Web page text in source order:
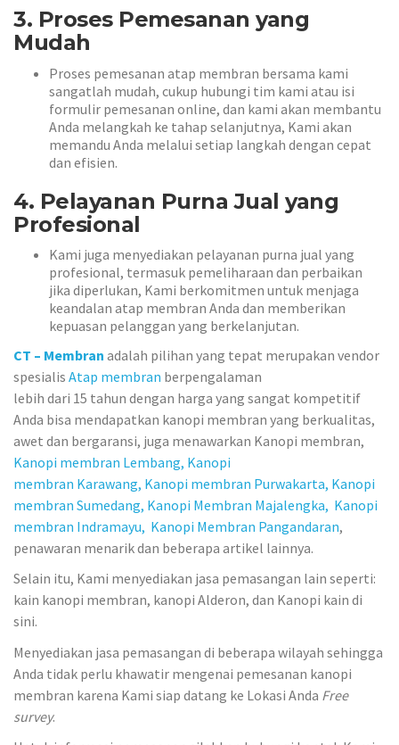
3. Proses Pemesanan yang
Mudah
Proses pemesanan atap membran bersama kami
sangatlah mudah, cukup hubungi tim kami atau isi
formulir pemesanan online, dan kami akan membantu
Anda melangkah ke tahap selanjutnya, Kami akan
memandu Anda melalui setiap langkah dengan cepat
dan efisien.
4. Pelayanan Purna Jual yang
Profesional
Kami juga menyediakan pelayanan purna jual yang
profesional, termasuk pemeliharaan dan perbaikan
jika diperlukan, Kami berkomitmen untuk menjaga
keandalan atap membran Anda dan memberikan
kepuasan pelanggan yang berkelanjutan.
CT – Membran adalah pilihan yang tepat merupakan vendor
spesialis Atap membran berpengalaman
lebih dari 15 tahun dengan harga yang sangat kompetitif
Anda bisa mendapatkan kanopi membran yang berkualitas,
awet dan bergaransi, juga menawarkan Kanopi membran,
Kanopi membran Lembang, Kanopi
membran Karawang, Kanopi membran Purwakarta, Kanopi
membran Sumedang, Kanopi Membran Majalengka, Kanopi
membran Indramayu, Kanopi Membran Pangandaran,
penawaran menarik dan beberapa artikel lainnya.
Selain itu, Kami menyediakan jasa pemasangan lain seperti:
kain kanopi membran, kanopi Alderon, dan Kanopi kain di
sini.
Menyediakan jasa pemasangan di beberapa wilayah sehingga
Anda tidak perlu khawatir mengenai pemesanan kanopi
membran karena Kami siap datang ke Lokasi Anda Free
survey.